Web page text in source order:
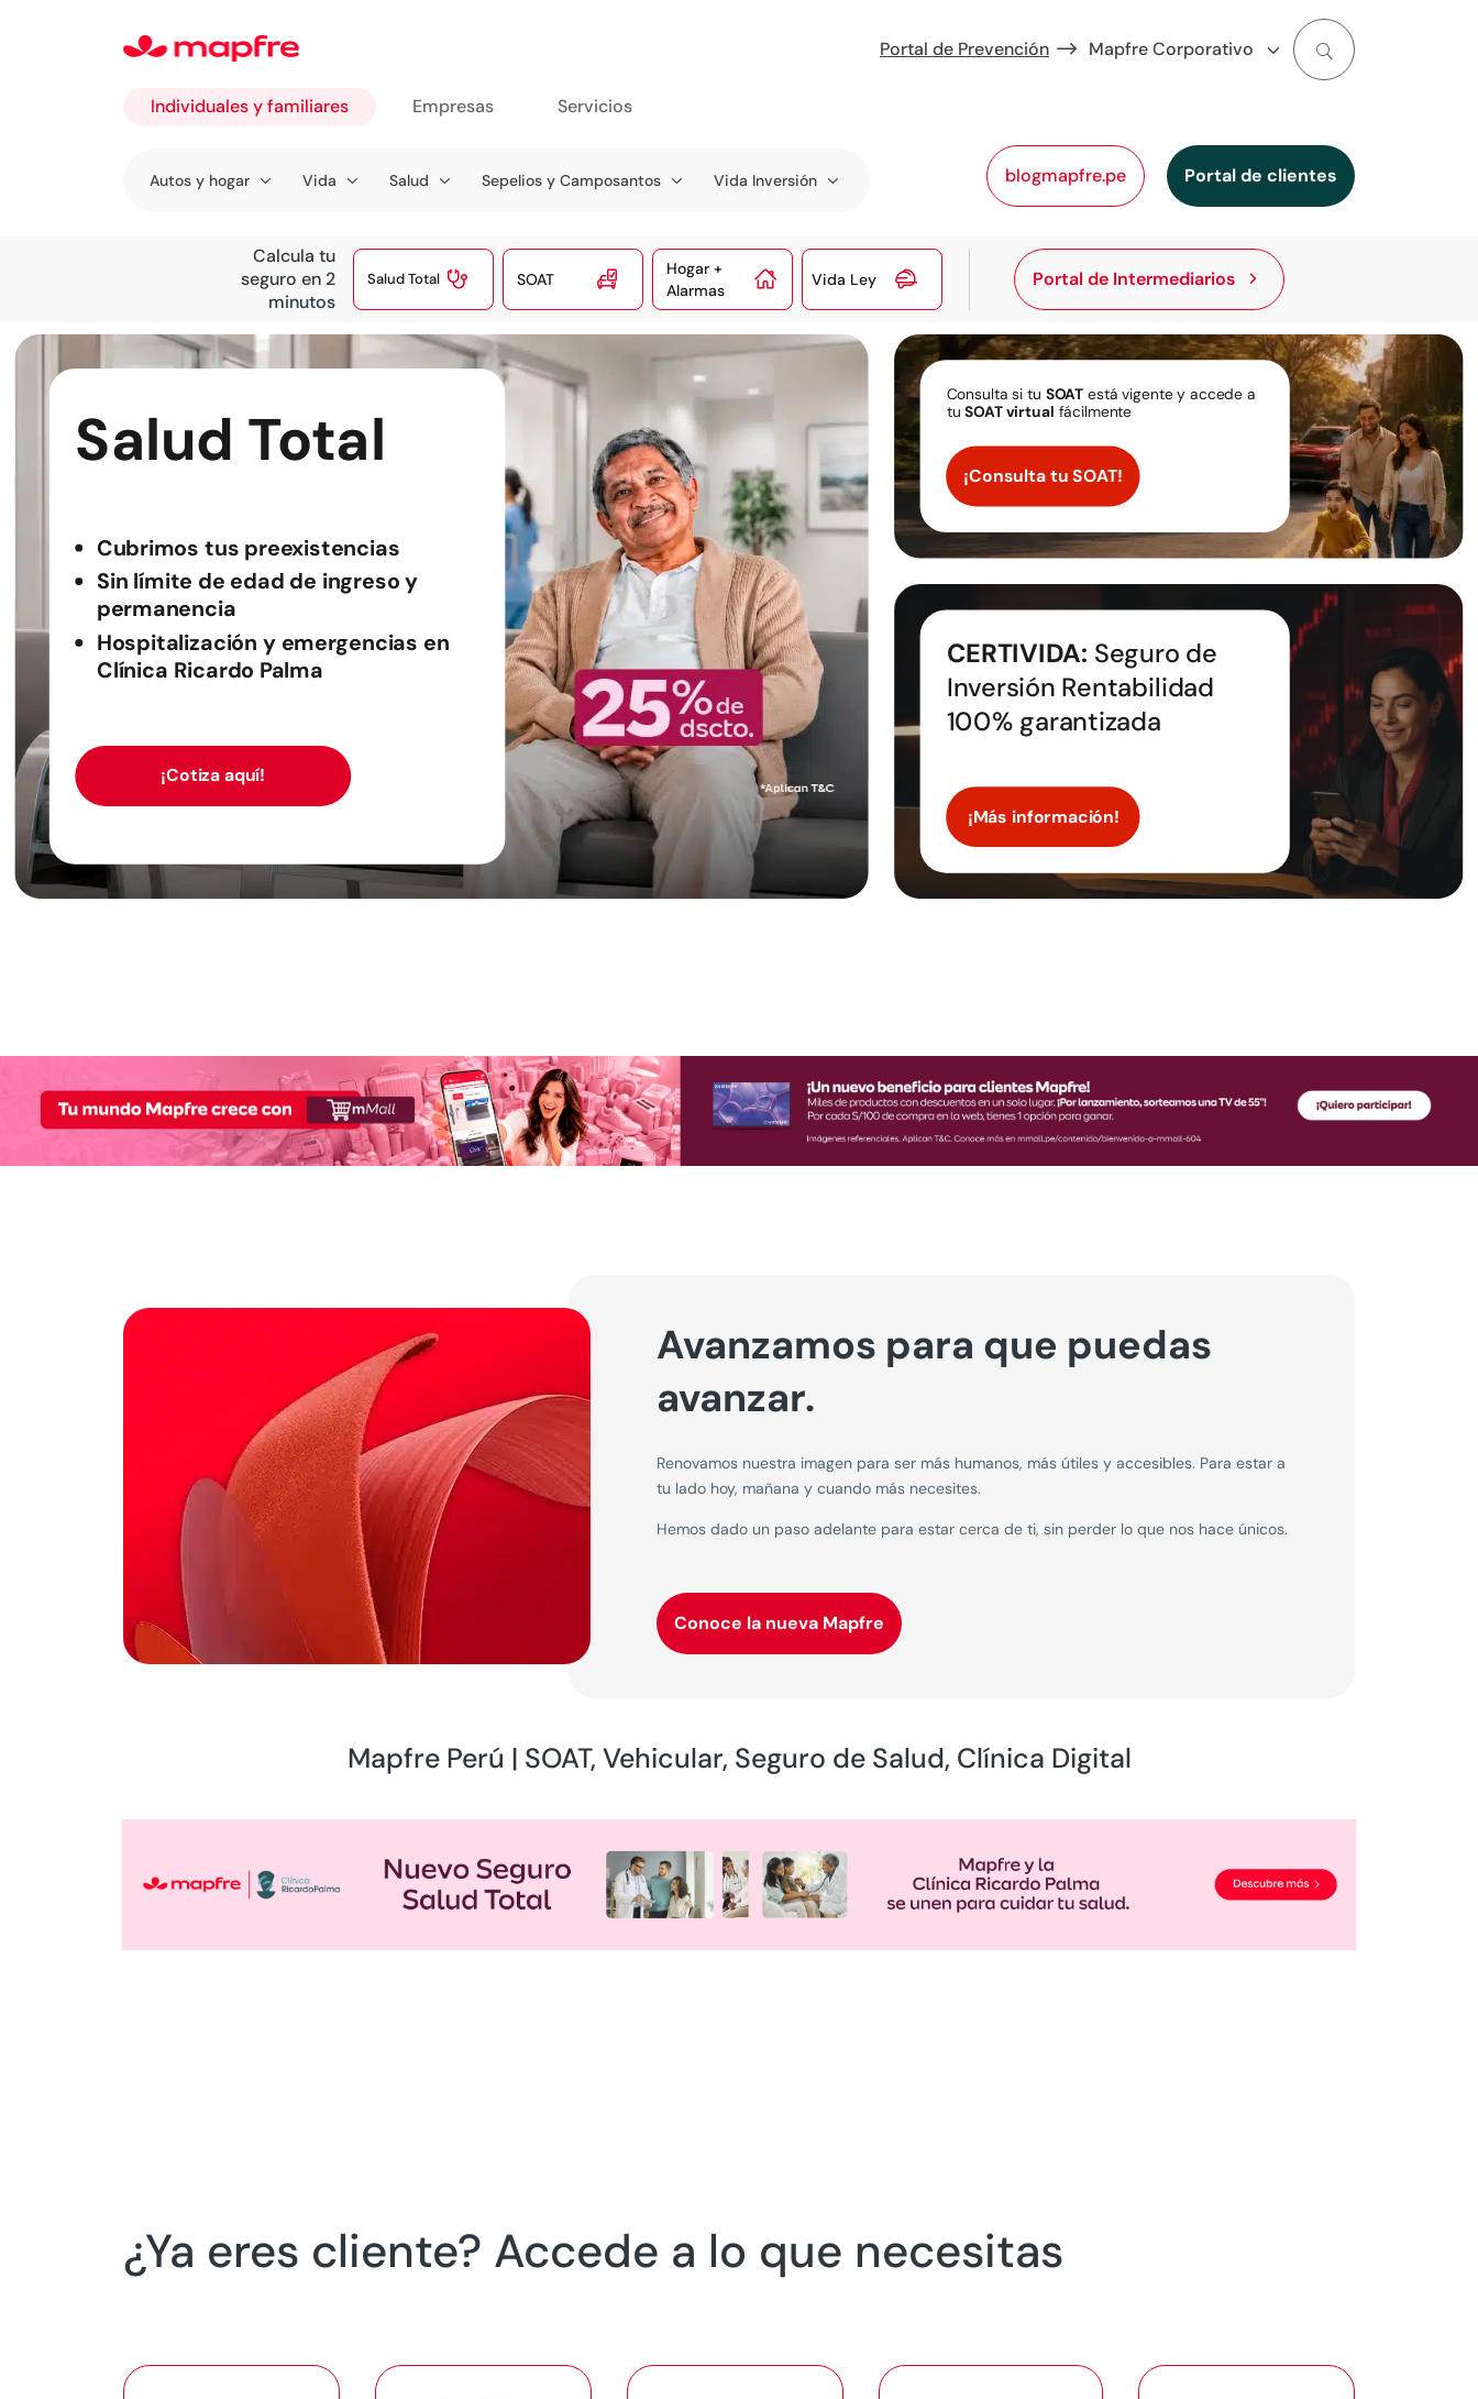
Portal de Prevención Mapfre Corporativo
blogmapfre.pe Portal de clientes
Individuales y familiares
Ir a
Autos y hogar Vida Salud Sepelios y Camposantos Vida Inversión
Empresas Servicios
Calcula tu
seguro en 2
minutos

Salud Total 
SOAT 
Hogar +
Alarmas

Vida Ley Portal de Intermediarios
Salud Total
Cubrimos tus preexistencias
Sin límite de edad de ingreso y
permanencia
Hospitalización y emergencias en
Clínica Ricardo Palma
¡Cotiza aquí!
Consulta si tu SOAT está vigente y accede a
tuSOAT virtual fácilmente
¡Consulta tu SOAT!
CERTIVIDA: Seguro de
Inversión Rentabilidad
100% garantizada
¡Más información!
Avanzamos para que puedas
avanzar.
Renovamos nuestra imagen para ser más humanos, más útiles y accesibles. Para estar a
tu lado hoy, mañana y cuando más necesites.
Hemos dado un paso adelante para estar cerca de ti, sin perder lo que nos hace únicos.
Conoce la nueva Mapfre
Mapfre Perú | SOAT, Vehicular, Seguro de Salud, Clínica Digital
¿Ya eres cliente? Accede a lo que necesitas